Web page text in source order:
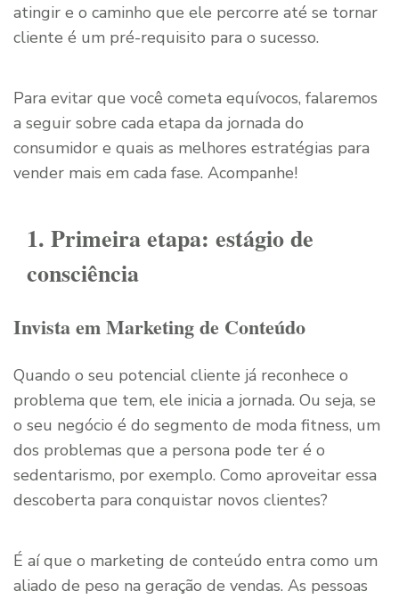
atingir e o caminho que ele percorre até se tornar
cliente é um pré-requisito para o sucesso.
Para evitar que você cometa equívocos, falaremos
a seguir sobre cada etapa da jornada do
consumidor e quais as melhores estratégias para
vender mais em cada fase. Acompanhe!
1. Primeira etapa: estágio de
consciência
Invista em Marketing de Conteúdo
Quando o seu potencial cliente já reconhece o
problema que tem, ele inicia a jornada. Ou seja, se
o seu negócio é do segmento de moda fitness, um
dos problemas que a persona pode ter é o
sedentarismo, por exemplo. Como aproveitar essa
descoberta para conquistar novos clientes?
É aí que o marketing de conteúdo entra como um
aliado de peso na geração de vendas. As pessoas